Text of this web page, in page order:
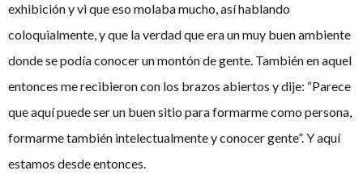
exhibición y vi que eso molaba mucho, así hablando
coloquialmente, y que la verdad que era un muy buen ambiente
donde se podía conocer un montón de gente. También en aquel
entonces me recibieron con los brazos abiertos y dije: “Parece
que aquí puede ser un buen sitio para formarme como persona,
formarme también intelectualmente y conocer gente”. Y aquí
estamos desde entonces.